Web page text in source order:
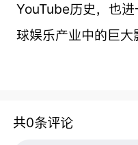
YouTube历史，也
球娱乐产业中的巨大
共0条评论